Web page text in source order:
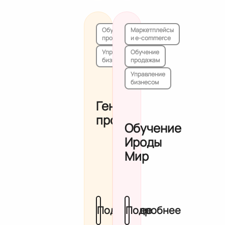
Обучение
продажам
Управление
бизнесом
Гений
продаж
Подробнее
Маркетплейсы
и e-commerce
Обучение
продажам
Управление
бизнесом
Обучение
Ироды
Мир
Подробнее